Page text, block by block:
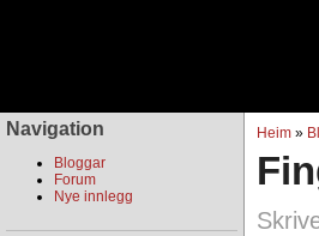
Navigation
Bloggar
Forum
Nye innlegg
Heim »